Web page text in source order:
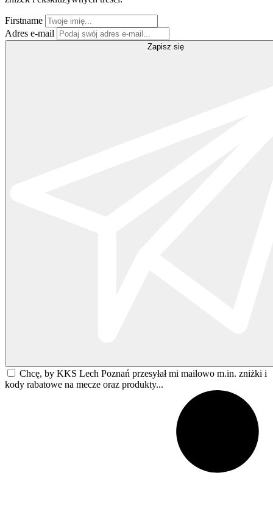
Firstname
Adres e-mail
Zapisz się
Chcę, by KKS Lech Poznań przesyłał mi mailowo m.in. zniżki i
kody rabatowe na mecze oraz produkty...